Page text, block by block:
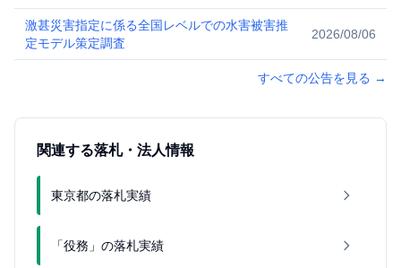
激甚災害指定に係る全国レベルでの水害被害推
定モデル策定調査
2026/08/06
すべての公告を見る →
関連する落札・法人情報
東京都の落札実績
「役務」の落札実績